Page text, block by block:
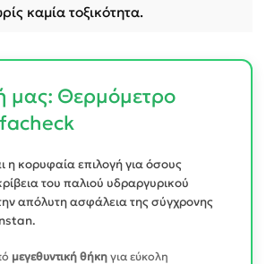
καμία τοξικότητα.
μας: Θερμόμετρο
η κορυφαία επιλογή για όσους
του παλιού υδραργυρικού
απόλυτη ασφάλεια της σύγχρονης
μεγεθυντική θήκη για εύκολη